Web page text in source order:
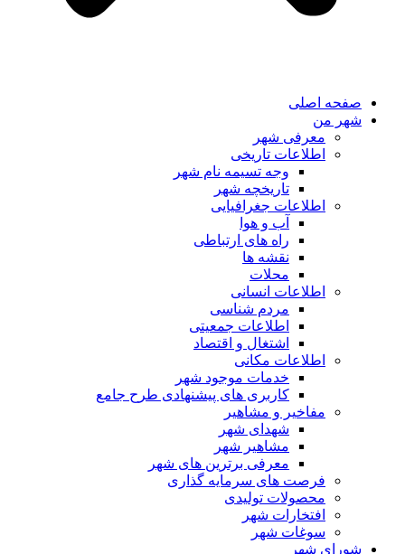
صفحه اصلی
شهر من
معرفی شهر
اطلاعات تاریخی
وجه تسیمه نام شهر
تاریخچه شهر
اطلاعات جغرافیایی
آب و هوا
راه های ارتباطی
نقشه ها
محلات
اطلاعات انسانی
مردم شناسی
اطلاعات جمعیتی
اشتغال و اقتصاد
اطلاعات مکانی
خدمات موجود شهر
کاربری های پیشنهادی طرح جامع
مفاخیر و مشاهیر
شهدای شهر
مشاهیر شهر
معرفی برترین های شهر
فرصت های سرمایه گذاری
محصولات تولیدی
افتخارات شهر
سوغات شهر
شورای شهر